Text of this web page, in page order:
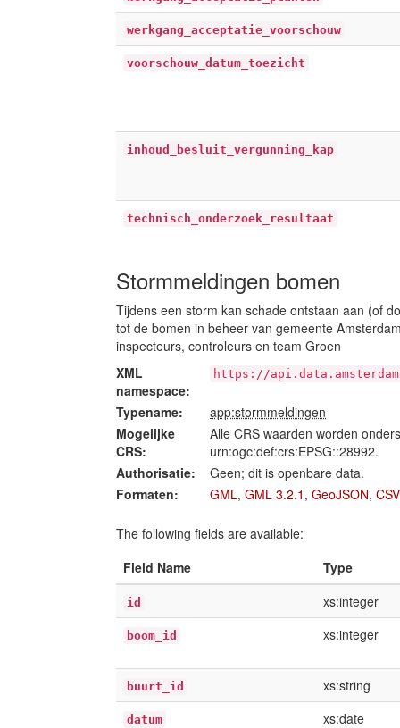
werkgang_acceptatie_voorschouw
voorschouw_datum_toezicht
inhoud_besluit_vergunning_kap
technisch_onderzoek_resultaat
Stormmeldingen bomen
Tijdens een storm kan schade ontstaan aan (of
tot de bomen in beheer van gemeente
inspecteurs, controleurs en team Groen
XML
namespace:
https://
Typename:
app:stormmeldingen
Mogelijke
CRS:
Alle CRS waarden worden
urn:ogc:def:crs:EPSG::28992.
Authorisatie:
Geen; dit is openbare data.
Formaten:
GML, GML 3.2.1 , GeoJSON, CSV
The following fields are available:
Field Name
Type
id xs:integer
boom_id xs:integer
buurt_id xs:string
datum xs:date